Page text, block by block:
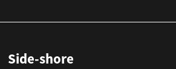
Side-shore